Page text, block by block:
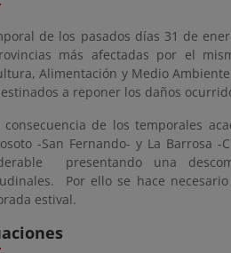
de los pasados días 31 de
más afectadas por el
Alimentación y Medio
a reponer los daños
consecuencia de los temporales
-San Fernando- y La Barrosa
presentando una
Por ello se hace
estival.